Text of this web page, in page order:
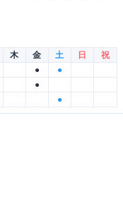
木 金 土 日
祝
●
●
●
●